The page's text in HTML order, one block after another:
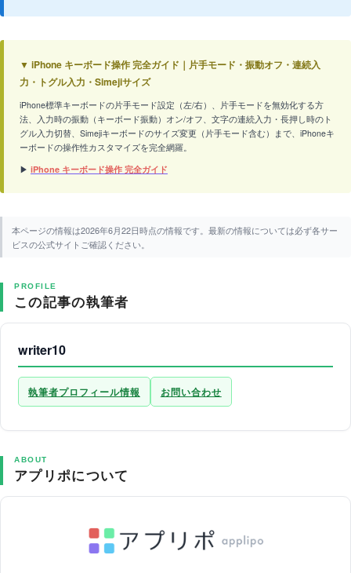
▼ iPhone キーボード操作 完全ガイド｜片手モード・振動オフ・連続入
力・トグル入力・Simejiサイズ
iPhone標準キーボードの片手モード設定（左/右）、片手モードを無効化する方
法、入力時の振動（キーボード振動）オン/オフ、文字の連続入力・長押し時のト
グル入力切替、Simejiキーボードのサイズ変更（片手モード含む）まで、iPhoneキ
ーボードの操作性カスタマイズを完全網羅。
▶ iPhone キーボード操作 完全ガイド
本ページの情報は2026年6月22日時点の情報です。最新の情報については必ず各サー
ビスの公式サイトご確認ください。
PROFILE
この記事の執筆者
writer10
執筆者プロフィール情報 お問い合わせ
ABOUT
アプリポについて